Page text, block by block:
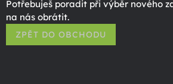
Potřebuješ poradit při výběr nového
na nás obrátit.
ZPĚT DO OBCHODU